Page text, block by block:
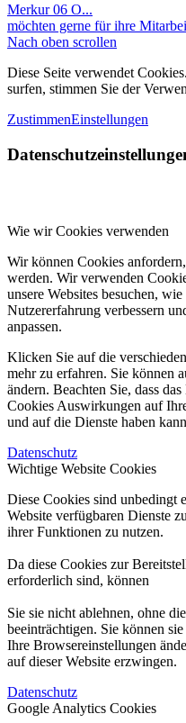
Merkur 06 O...
möchten gerne für ihre
Nach oben scrollen
Diese Seite verwendet
surfen, stimmen Sie der
ZustimmenEinstellungen
Wie wir Cookies verwenden
Wir können Cookies
werden. Wir verwenden
unsere Websites besuchen,
Nutzererfahrung verbessern
anpassen.
Klicken Sie auf die
mehr zu erfahren. Sie können
ändern. Beachten Sie, dass
Cookies Auswirkungen auf
und auf die Dienste haben
Datenschutz
Wichtige Website Cookies
Diese Cookies sind unbedingt
Website verfügbaren Dienste
ihrer Funktionen zu nutzen.
Da diese Cookies zur
erforderlich sind, können
Sie sie nicht ablehnen, ohne
beeinträchtigen. Sie können
Ihre Browsereinstellungen
auf dieser Website erzwingen.
Datenschutz
Google Analytics Cookies